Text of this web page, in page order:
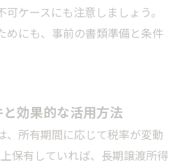
ケースにも注意しましょう。
めにも、事前の書類準備と条件
効果的な活用方法
、所有期間に応じて税率が変動
保有していれば、長期譲渡所得